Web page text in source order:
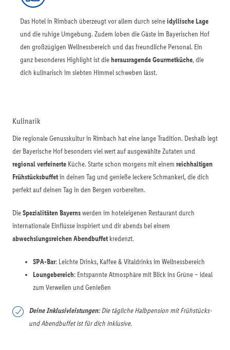
Das Hotel in Rimbach überzeugt vor allem durch seineidyllische Lage
und die ruhige Umgebung. Zudem loben die Gäste im Bayerischen Hof
den großzügigen Wellnessbereich und das freundliche Personal. Ein
ganz besonderes Highlight ist dieherausragende Gourmetküche, die
dich kulinarisch im siebten Himmel schweben lässt.
Kulinarik
Die regionale Genusskultur in Rimbach hat eine lange Tradition. Deshalb legt
der Bayerische Hof besonders viel wert auf ausgewählte Zutaten und
regional verfeinerte Küche. Starte schon morgens mit einem reichhaltigen
Frühstücksbuffetin deinen Tag und genieße leckere Schmankerl, die dich
perfekt auf deinen Tag in den Bergen vorbereiten.
DieSpezialitäten Bayernswerden im hoteleigenen Restaurant durch
internationale Einflüsse inspiriert und dir abends bei einem
abwechslungsreichen Abendbuffet kredenzt.
SPA-Bar: Leichte Drinks, Kaffee & Vitaldrinks im Wellnessbereich
Loungebereich: Entspannte Atmosphäre mit Blick ins Grüne – ideal
zum Verweilen und Genießen
Deine Inklusivleistungen:Die tägliche Halbpension mit Frühstücks-
und Abendbuffet ist für dich inklusive.